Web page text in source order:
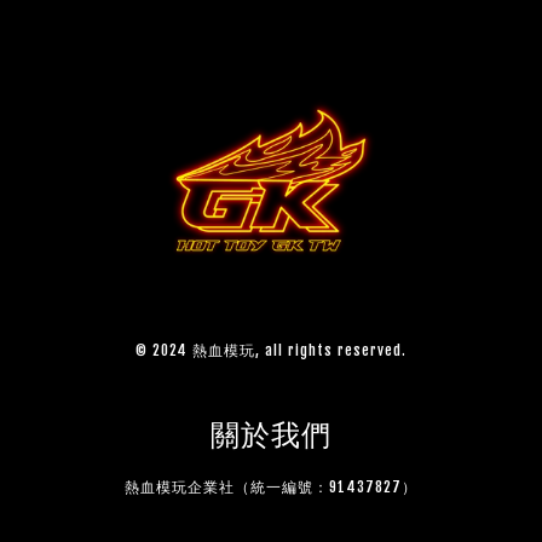
© 2024 熱血模玩, all rights reserved.
關於我們
熱血模玩企業社（統一編號：91437827）